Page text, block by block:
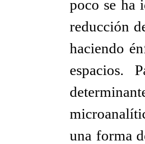
poco se ha
reducción
haciendo
espacios.
una forma